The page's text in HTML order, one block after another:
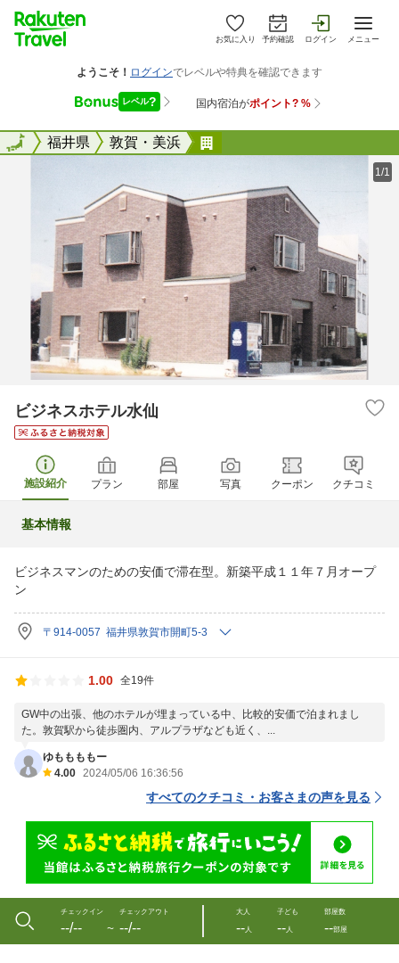
お気に入り 予約確認 ログイン メニュー
全国福井県 敦賀・美浜
全国
1/1
ビジネスホテル水仙
施設紹介 プラン 部屋 写真 クーポン クチコミ
基本情報
ビジネスマンのための安価で滞在型。新築平成１１年７月オープ
ン
〒914-0057 福井県敦賀市開町5-3
1.00 全19件
GW中の出張、他のホテルが埋まっている中、比較的安価で泊まれまし
た。敦賀駅から徒歩圏内、アルプラザなども近く、...
ゆももももー
4.00 2024/05/06 16:36:56
すべてのクチコミ・お客さまの声を見る
チェックイン
--/-- 〜
チェックアウト
--/--
大人
--人
子ども
--人
部屋数
--部屋